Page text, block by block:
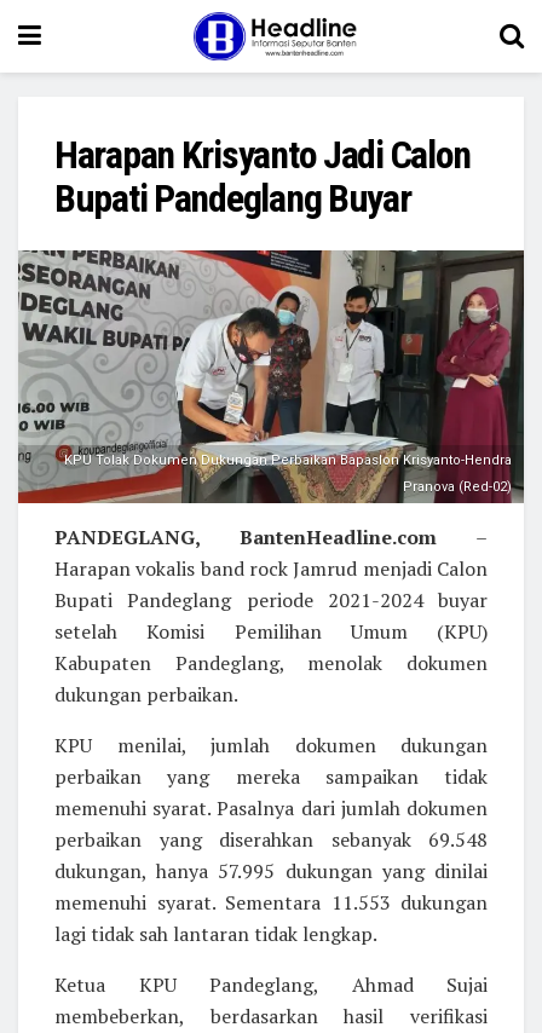
Harapan Krisyanto Jadi Calon
Bupati Pandeglang Buyar
KPU Tolak Dokumen Dukungan Perbaikan Bapaslon Krisyanto-Hendra
Pranova (Red-02)
PANDEGLANG, BantenHeadline.com –
Harapan vokalis band rock Jamrud menjadi Calon
Bupati Pandeglang periode 2021-2024 buyar
setelah Komisi Pemilihan Umum (KPU)
Kabupaten Pandeglang, menolak dokumen
dukungan perbaikan.
KPU menilai, jumlah dokumen dukungan
perbaikan yang mereka sampaikan tidak
memenuhi syarat. Pasalnya dari jumlah dokumen
perbaikan yang diserahkan sebanyak 69.548
dukungan, hanya 57.995 dukungan yang dinilai
memenuhi syarat. Sementara 11.553 dukungan
lagi tidak sah lantaran tidak lengkap.
Ketua KPU Pandeglang, Ahmad Sujai
membeberkan, berdasarkan hasil verifikasi